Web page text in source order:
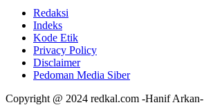
Redaksi
Indeks
Kode Etik
Privacy Policy
Disclaimer
Pedoman Media Siber
Copyright @ 2024 redkal.com -Hanif Arkan-